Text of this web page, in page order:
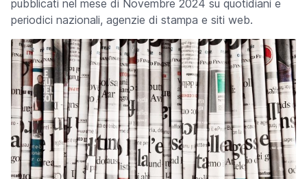
pubblicati nel mese di Novembre 2024 su quotidiani e
periodici nazionali, agenzie di stampa e siti web.